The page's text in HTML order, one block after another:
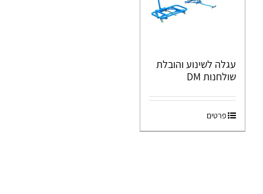
עגלה לשינוע והובלת
שולחנות DM
פרטים